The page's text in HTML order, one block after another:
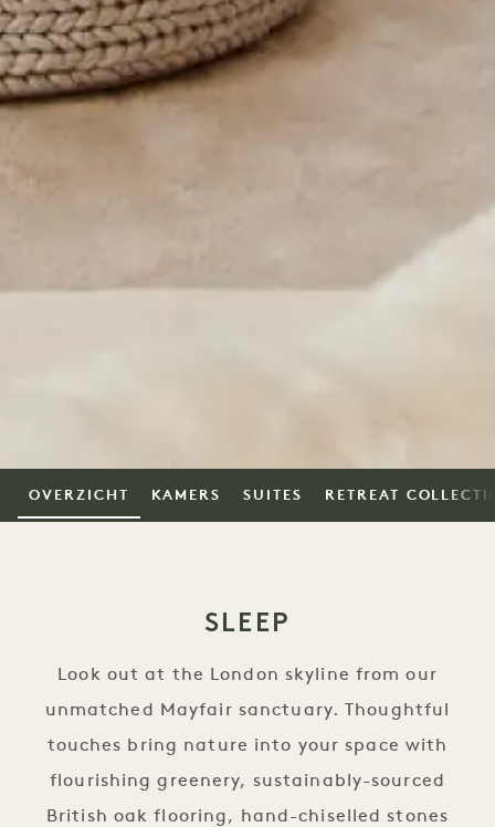
OVERZICHT KAMERS SUITES RETREAT
SLEEP
Look out at the London skyline from our
unmatched Mayfair sanctuary. Thoughtful
touches bring nature into your space with
flourishing greenery, sustainably-sourced
British oak flooring, hand-chiselled stones